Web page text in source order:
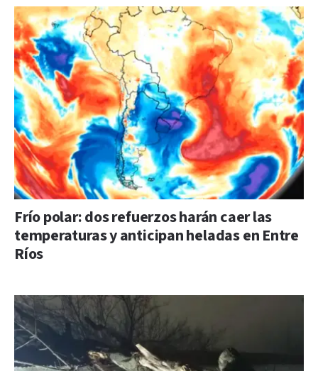
Frío polar: dos refuerzos harán caer las
temperaturas y anticipan heladas en Entre
Ríos